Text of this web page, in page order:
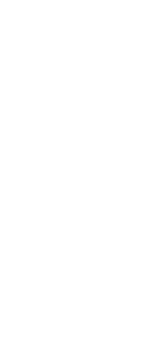
und